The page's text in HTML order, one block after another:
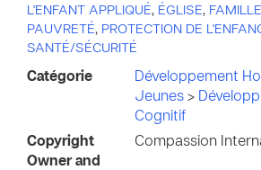
L'ENFANT APPLIQUÉ, ÉGLISE,
PAUVRETÉ, PROTECTION DE
SANTÉ/SÉCURITÉ
Catégorie
Développement
Jeunes >
Cognitif
Copyright
Owner and
Compassion